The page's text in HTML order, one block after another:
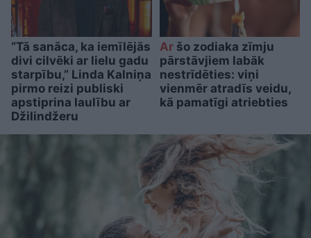
“Tā sanāca, ka iemīlējās
divi cilvēki ar lielu gadu
starpību,” Linda Kalniņa
pirmo reizi publiski
apstiprina laulību ar
Džilindžeru
Aršo zodiaka zīmju
pārstāvjiem labāk
nestrīdēties: viņi
vienmēr atradīs veidu,
kā pamatīgi atriebties